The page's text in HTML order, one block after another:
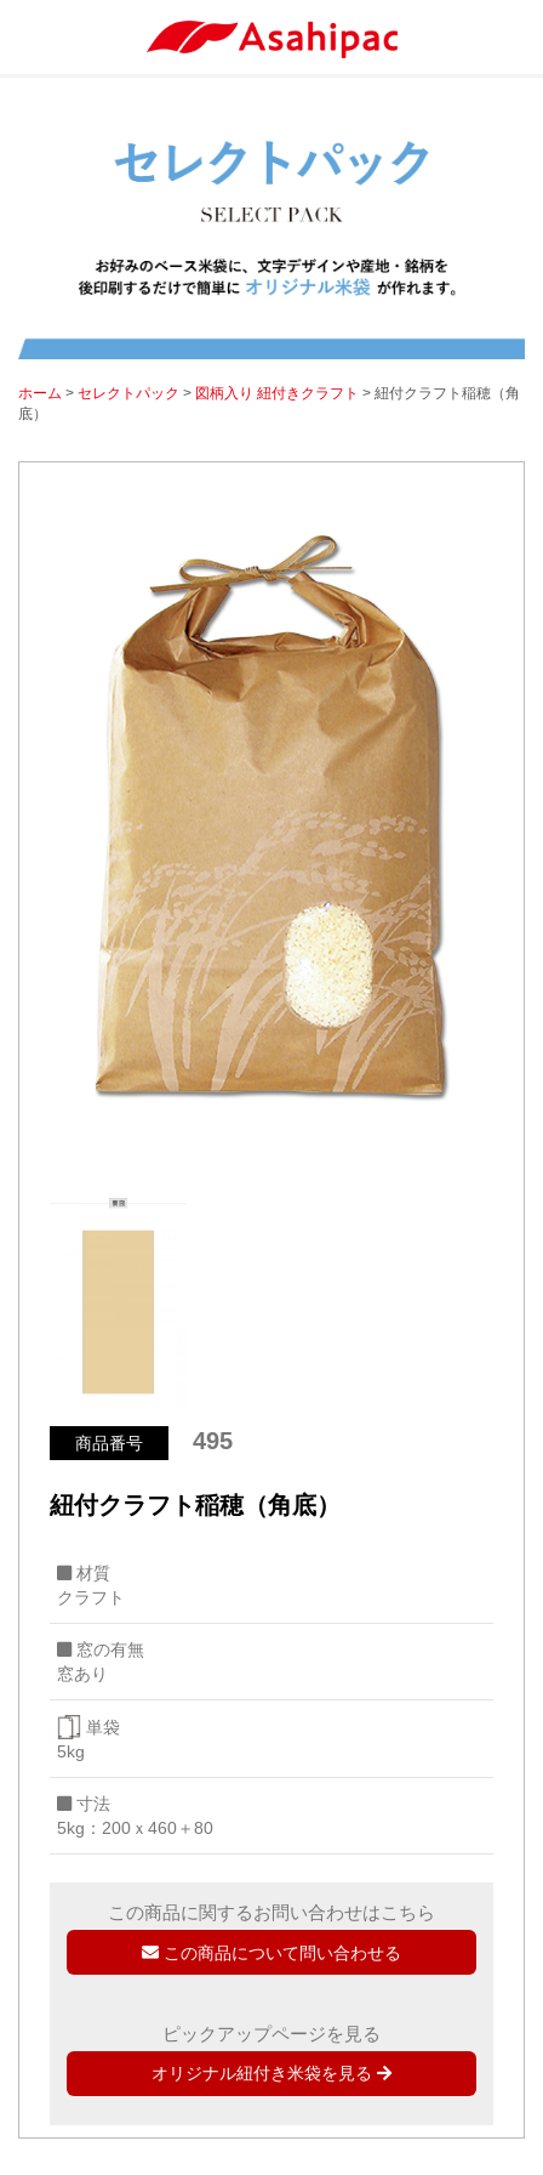
ホーム > セレクトパック > 図柄入り 紐付きクラフト > 紐付クラフト稲穂（角
底）
商品番号 495
紐付クラフト稲穂（角底）
材質
クラフト
窓の有無
窓あり
単袋
5kg
寸法
5kg：200ｘ460＋80
この商品に関するお問い合わせはこちら
この商品について問い合わせる
ピックアップページを見る
オリジナル紐付き米袋を見る